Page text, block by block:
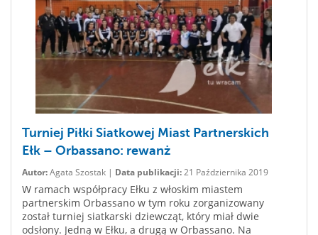
Turniej Piłki Siatkowej Miast Partnerskich
Ełk – Orbassano: rewanż
Autor:Agata Szostak | Data publikacji:21 Października 2019
W ramach współpracy Ełku z włoskim miastem
partnerskim Orbassano w tym roku zorganizowany
został turniej siatkarski dziewcząt, który miał dwie
odsłony. Jedną w Ełku, a drugą w Orbassano. Na